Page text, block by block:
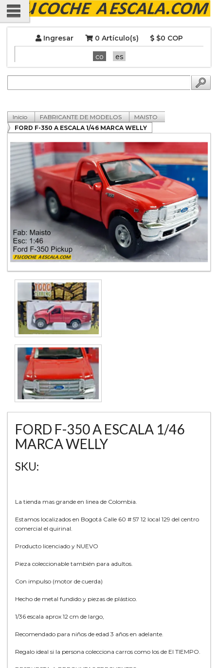
Ingresar 0 Artículo(s) $0 COP
co es
Inicio FABRICANTE DE MODELOS
MAISTO
FORD F-350 A ESCALA 1/46 MARCA WELLY
FORD F-350 A ESCALA 1/46
MARCA WELLY
SKU:
La tienda mas grande en linea de Colombia.
Estamos localizados en Bogotá Calle 60 # 57 12 local 129 del centro
comercial el quirinal.
Producto licenciado y NUEVO
Pieza coleccionable también para adultos.
Con impulso (motor de cuerda)
Hecho de metal fundido y piezas de plástico.
1/36 escala aprox 12 cm de largo,
Recomendado para niños de edad 3 años en adelante.
Regalo ideal si la persona colecciona carros como los de El TIEMPO.